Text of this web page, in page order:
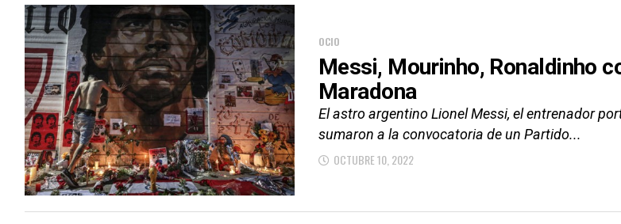
OCIO
Messi, Mourinho, Ronaldinho
Maradona
El astro argentino Lionel Messi, el entrenador
sumaron a la convocatoria de un Partido...
OCTUBRE 10, 2022